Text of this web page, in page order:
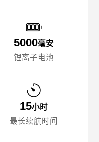
5000毫安
锂离子电池
15小时
最长续航时间